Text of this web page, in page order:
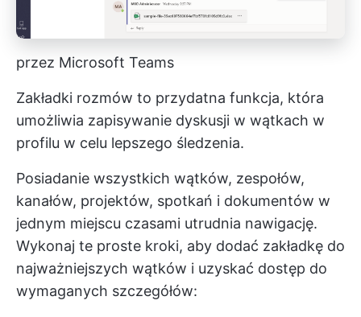
przez Microsoft Teams
Zakładki rozmów to przydatna funkcja, która
umożliwia zapisywanie dyskusji w wątkach w
profilu w celu lepszego śledzenia.
Posiadanie wszystkich wątków, zespołów,
kanałów, projektów, spotkań i dokumentów w
jednym miejscu czasami utrudnia nawigację.
Wykonaj te proste kroki, aby dodać zakładkę do
najważniejszych wątków i uzyskać dostęp do
wymaganych szczegółów: